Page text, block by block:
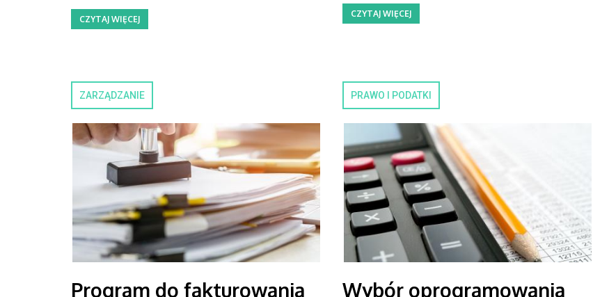
CZYTAJ WIĘCEJ
CZYTAJ WIĘCEJ
ZARZĄDZANIE
Program do fakturowania
PRAWO I PODATKI
Wybór oprogramowania